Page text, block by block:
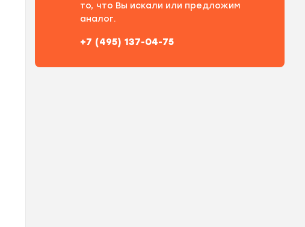
то, что Вы искали или предложим
аналог.
+7 (495) 137-04-75